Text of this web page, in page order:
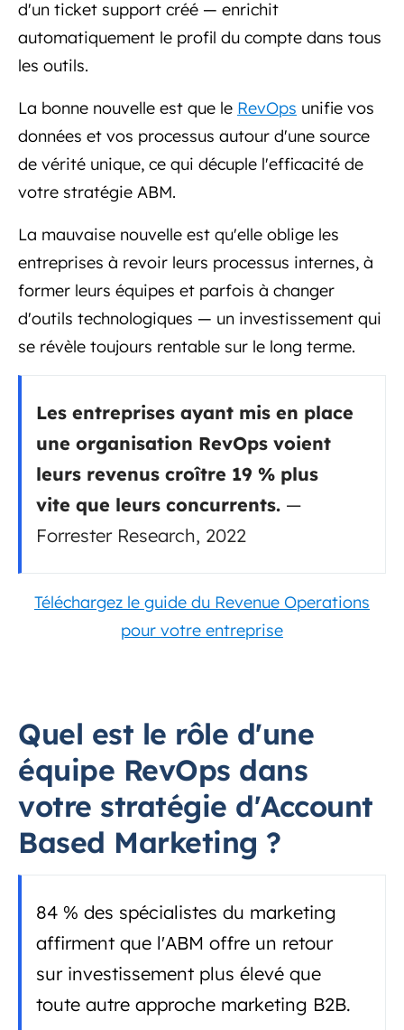
d'un ticket support créé — enrichit
automatiquement le profil du compte dans tous
les outils.
La bonne nouvelle est que le RevOps unifie vos
données et vos processus autour d'une source
de vérité unique, ce qui décuple l'efficacité de
votre stratégie ABM.
La mauvaise nouvelle est qu'elle oblige les
entreprises à revoir leurs processus internes, à
former leurs équipes et parfois à changer
d'outils technologiques — un investissement qui
se révèle toujours rentable sur le long terme.
Les entreprises ayant mis en place
une organisation RevOps voient
leurs revenus croître 19 % plus
vite que leurs concurrents. —
Forrester Research, 2022
Téléchargez le guide du Revenue Operations
pour votre entreprise
Quel est le rôle d'une
équipe RevOps dans
votre stratégie d'Account
Based Marketing ?
84 % des spécialistes du marketing
affirment que l'ABM offre un retour
sur investissement plus élevé que
toute autre approche marketing B2B.